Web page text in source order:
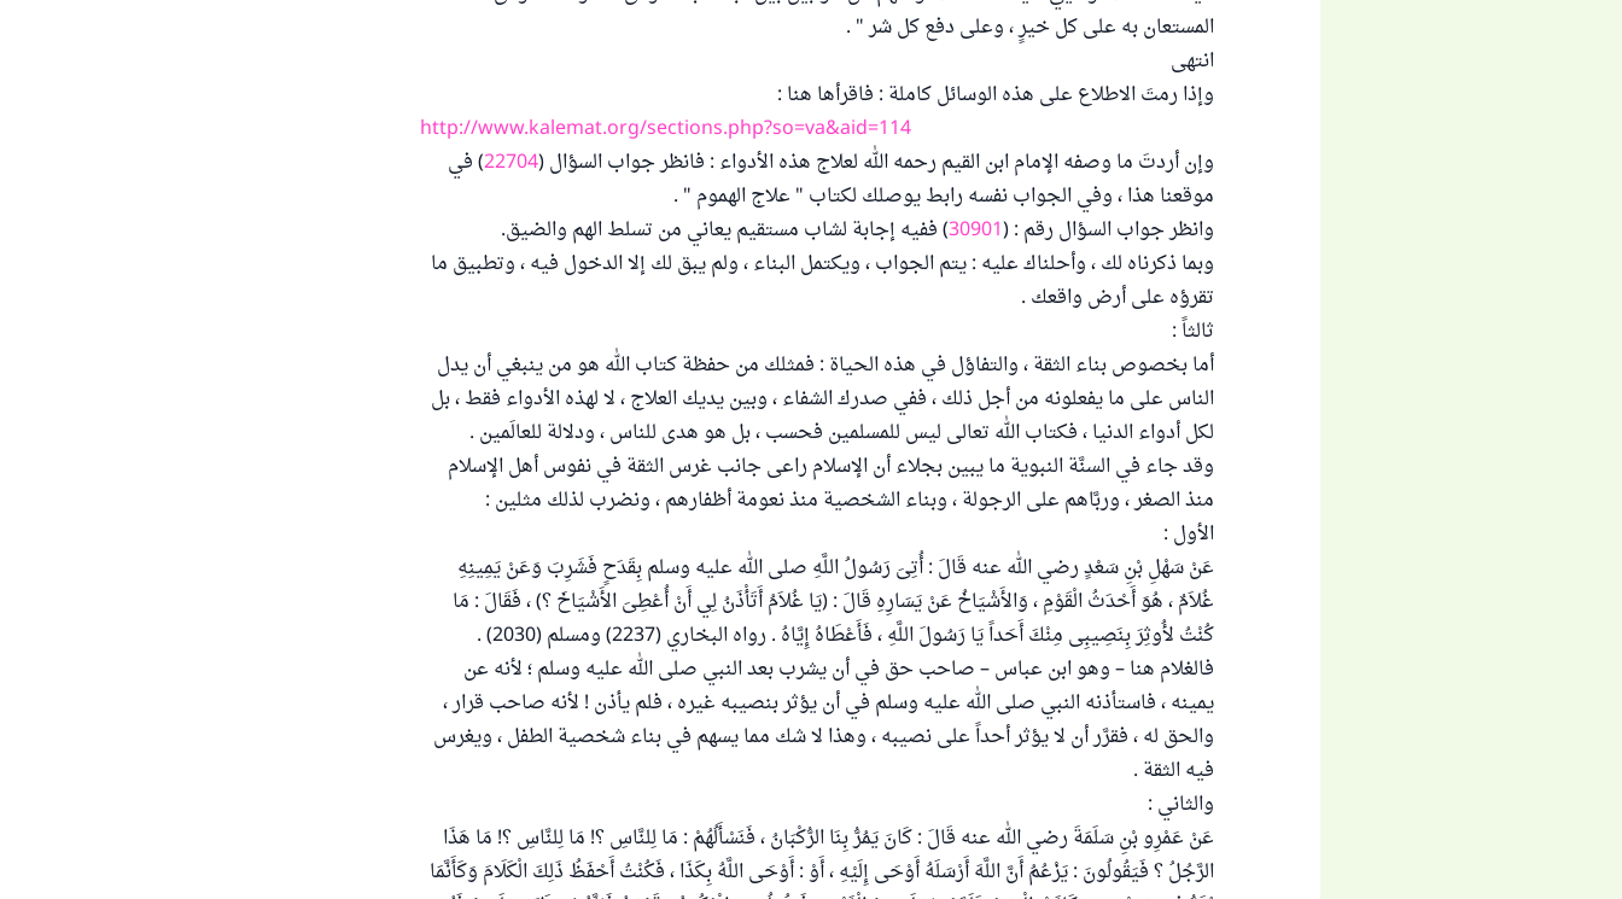
المستعان به على كل خيرٍ ، وعلى دفع كل شر " .
انتهى
وإذا رمتَ الاطلاع على هذه الوسائل كاملة : فاقرأها هنا :
http://www.kalemat.org/sections.php?so=va&aid=114
وإن أردتَ ما وصفه الإمام ابن القيم رحمه الله لعلاج هذه الأدواء : فانظر جواب السؤال (22704) في
موقعنا هذا ، وفي الجواب نفسه رابط يوصلك لكتاب " علاج الهموم " .
وانظر جواب السؤال رقم : (30901) ففيه إجابة لشاب مستقيم يعاني من تسلط الهم والضيق.
وبما ذكرناه لك ، وأحلناك عليه : يتم الجواب ، ويكتمل البناء ، ولم يبق لك إلا الدخول فيه ، وتطبيق ما
تقرؤه على أرض واقعك .
ثالثاً :
أما بخصوص بناء الثقة ، والتفاؤل في هذه الحياة : فمثلك من حفظة كتاب الله هو من ينبغي أن يدل
الناس على ما يفعلونه من أجل ذلك ، ففي صدرك الشفاء ، وبين يديك العلاج ، لا لهذه الأدواء فقط ، بل
لكل أدواء الدنيا ، فكتاب الله تعالى ليس للمسلمين فحسب ، بل هو هدى للناس ، ودلالة للعالَمين .
وقد جاء في السنَّة النبوية ما يبين بجلاء أن الإسلام راعى جانب غرس الثقة في نفوس أهل الإسلام
منذ الصغر ، وربَّاهم على الرجولة ، وبناء الشخصية منذ نعومة أظفارهم ، ونضرب لذلك مثلين :
الأول :
عَنْ سَهْلِ بْنِ سَعْدٍ رضي الله عنه قَالَ : أُتِىَ رَسُولُ اللَّهِ صلى الله عليه وسلم بِقَدَحٍ فَشَرِبَ وَعَنْ يَمِينِهِ
غُلاَمٌ ، هُوَ أَحْدَثُ الْقَوْمِ ، وَالأَشْيَاخُ عَنْ يَسَارِهِ قَالَ : (يَا غُلاَمُ أَتَأْذَنُ لِي أَنْ أُعْطِىَ الأَشْيَاخَ ؟) ، فَقَالَ : مَا
كُنْتُ لأُوثِرَ بِنَصِيبِى مِنْكَ أَحَداً يَا رَسُولَ اللَّهِ ، فَأَعْطَاهُ إِيَّاهُ . رواه البخاري (2237) ومسلم (2030) .
فالغلام هنا – وهو ابن عباس – صاحب حق في أن يشرب بعد النبي صلى الله عليه وسلم ؛ لأنه عن
يمينه ، فاستأذنه النبي صلى الله عليه وسلم في أن يؤثر بنصيبه غيره ، فلم يأذن ! لأنه صاحب قرار ،
والحق له ، فقرَّر أن لا يؤثر أحداً على نصيبه ، وهذا لا شك مما يسهم في بناء شخصية الطفل ، ويغرس
فيه الثقة .
والثاني :
عَنْ عَمْرِو بْنِ سَلَمَةَ رضي الله عنه قَالَ : كَانَ يَمُرُّ بِنَا الرُّكْبَانُ ، فَنَسْأَلُهُمْ : مَا لِلنَّاسِ ؟! مَا لِلنَّاسِ ؟! مَا هَذَا
الرَّجُلُ ؟ فَيَقُولُونَ : يَزْعُمُ أَنَّ اللَّهَ أَرْسَلَهُ أَوْحَى إِلَيْهِ ، أَوْ : أَوْحَى اللَّهُ بِكَذَا ، فَكُنْتُ أَحْفَظُ ذَلِكَ الْكَلَامَ وَكَأَنَّمَا